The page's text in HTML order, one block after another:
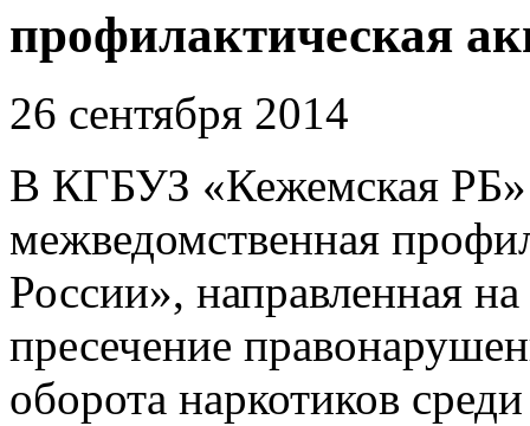
профилактическая
26 сентября 2014
В КГБУЗ «Кежемская
межведомственная
России», направленная
пресечение
оборота наркотиков